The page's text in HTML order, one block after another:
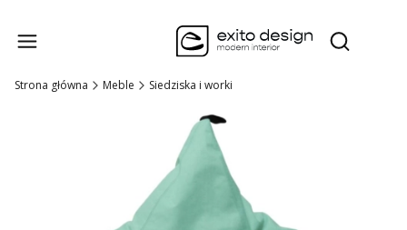
Otwórz
Strona główna Meble Siedziska i worki